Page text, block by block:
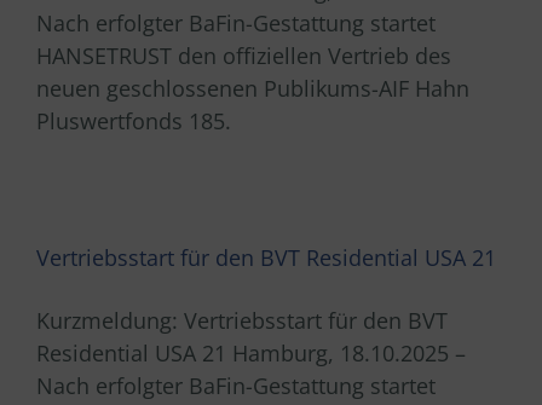
Nach erfolgter BaFin-Gestattung startet
HANSETRUST den offiziellen Vertrieb des
neuen geschlossenen Publikums-AIF Hahn
Pluswertfonds 185.
Vertriebsstart für den BVT Residential USA 21
Kurzmeldung: Vertriebsstart für den BVT
Residential USA 21 Hamburg, 18.10.2025 –
Nach erfolgter BaFin-Gestattung startet